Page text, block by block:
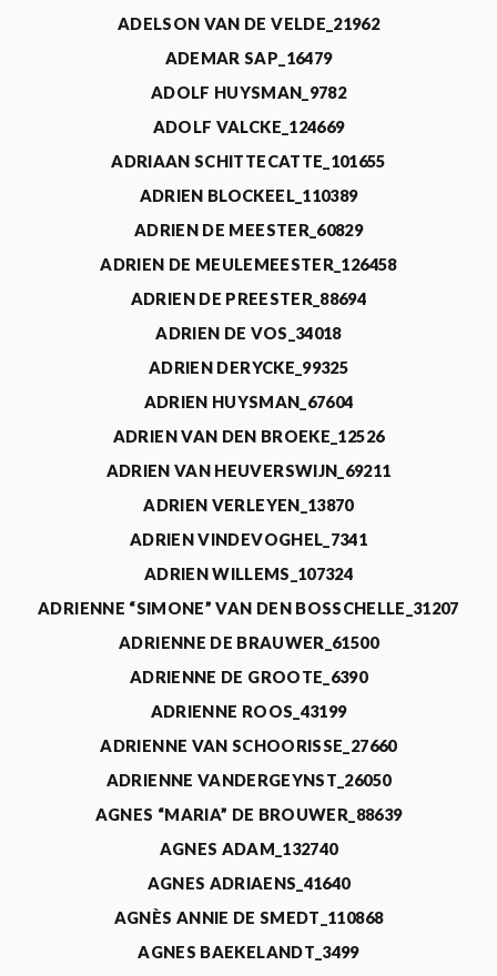
ADELSON VAN DE VELDE_21962
ADEMAR SAP_16479
ADOLF HUYSMAN_9782
ADOLF VALCKE_124669
ADRIAAN SCHITTECATTE_101655
ADRIEN BLOCKEEL_110389
ADRIEN DE MEESTER_60829
ADRIEN DE MEULEMEESTER_126458
ADRIEN DE PREESTER_88694
ADRIEN DE VOS_34018
ADRIEN DERYCKE_99325
ADRIEN HUYSMAN_67604
ADRIEN VAN DEN BROEKE_12526
ADRIEN VAN HEUVERSWIJN_69211
ADRIEN VERLEYEN_13870
ADRIEN VINDEVOGHEL_7341
ADRIEN WILLEMS_107324
ADRIENNE “SIMONE” VAN DEN BOSSCHELLE_31207
ADRIENNE DE BRAUWER_61500
ADRIENNE DE GROOTE_6390
ADRIENNE ROOS_43199
ADRIENNE VAN SCHOORISSE_27660
ADRIENNE VANDERGEYNST_26050
AGNES “MARIA” DE BROUWER_88639
AGNES ADAM_132740
AGNES ADRIAENS_41640
AGNÈS ANNIE DE SMEDT_110868
AGNES BAEKELANDT_3499